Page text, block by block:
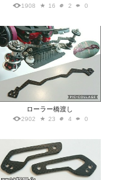
1908 16 2 0
ローラー橋渡し
2902 23 4 0